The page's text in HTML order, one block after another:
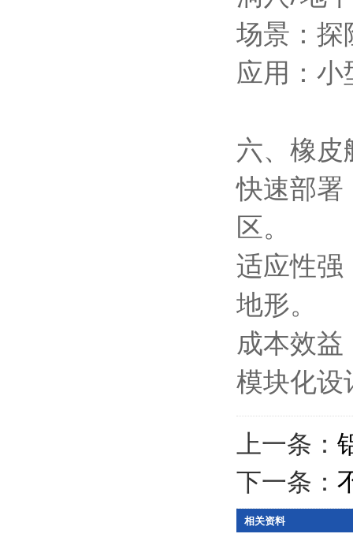
场景：探
应用：
六、橡
快速部
区。
适应性
地形。
成本效
模块化设
上一条：
下一条：
相关资料